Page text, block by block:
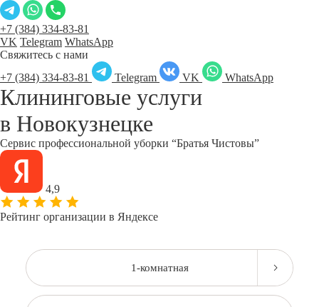
+7 (384) 334-83-81
VK Telegram WhatsApp
Свяжитесь с нами
+7 (384) 334-83-81
Telegram VK WhatsApp
Клининговые услуги
в Новокузнецке
Сервис профессиональной уборки “Братья Чистовы”
4,9
Рейтинг организации в Яндексе
1-комнатная